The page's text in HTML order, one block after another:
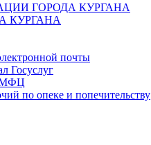
ГОРОДА КУРГАНА
КУРГАНА
почты
Госуслуг
МФЦ
по опеке и попечительству